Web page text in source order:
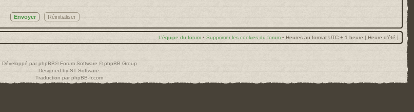
L’équipe du forum • Supprimer les cookies du forum • Heures au format UTC + 1 heure [ Heure d’été ]
Développé par phpBB® Forum Software © phpBB Group
Designed by ST Software
Traduction par phpBB-fr.com